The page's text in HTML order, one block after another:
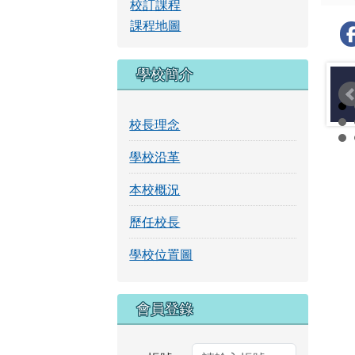
校訂課程
課程地圖
學校簡介
校長理念
學校沿革
本校概況
歷任校長
學校位置圖
右邊區域內容
會員登錄